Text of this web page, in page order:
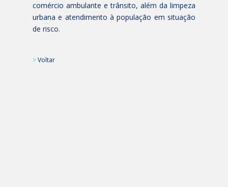
comércio ambulante e trânsito, além da limpeza
urbana e atendimento à população em situação
de risco.
>Voltar